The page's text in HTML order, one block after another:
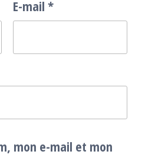
E-mail *
mon e-mail et mon